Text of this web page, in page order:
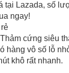
tại Lazada, số
ngay!
cứng siêu
hàng vô số lỗ
khô rất nhanh.